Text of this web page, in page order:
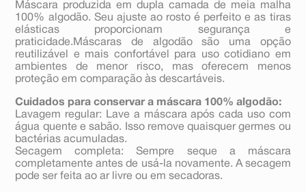
Máscara produzida em dupla camada de meia malha
100% algodão. Seu ajuste ao rosto é perfeito e as tiras
elásticas proporcionam segurança e
praticidade.Máscaras de algodão são uma opção
reutilizável e mais confortável para uso cotidiano em
ambientes de menor risco, mas oferecem menos
proteção em comparação às descartáveis.
Cuidados para conservar a máscara 100% algodão:
Lavagem regular: Lave a máscara após cada uso com
água quente e sabão. Isso remove quaisquer germes ou
bactérias acumuladas.
Secagem completa: Sempre seque a máscara
completamente antes de usá-la novamente. A secagem
pode ser feita ao ar livre ou em secadoras.